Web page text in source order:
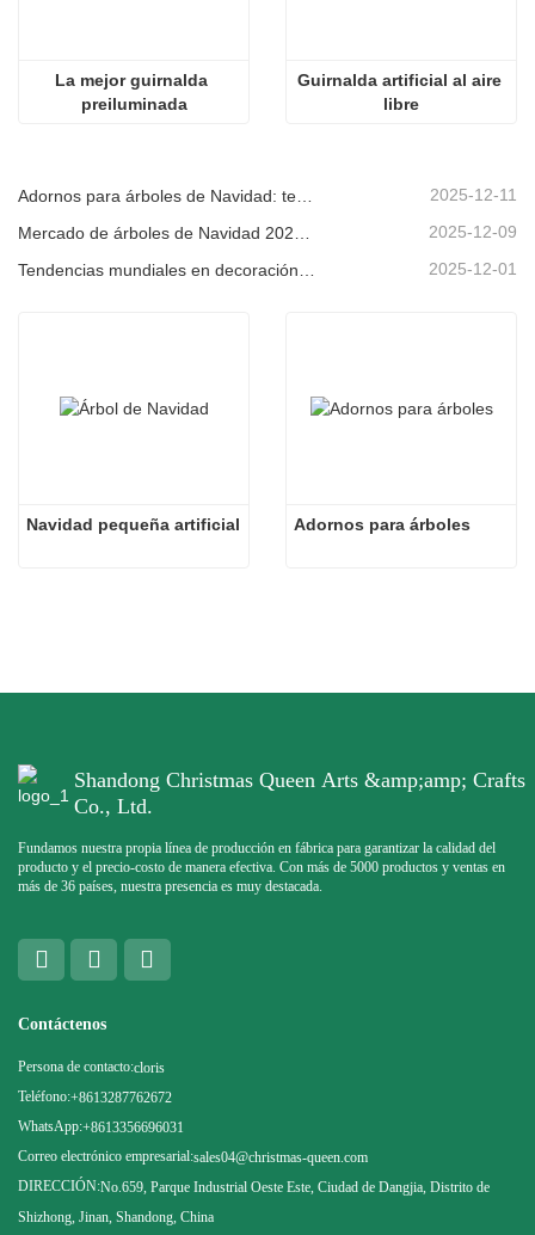
La mejor guirnalda
preiluminada
Guirnalda artificial al aire
libre
2025-12-11
2025-12-09
Tendencias mundiales en decoración navideña y por qué Christmas Queen sigue liderando el mercado 2025-12-01
Navidad pequeña artificial Adornos para árboles
Shandong Christmas Queen Arts &amp;amp; Crafts
Co., Ltd.
Fundamos nuestra propia línea de producción en fábrica para garantizar la calidad del
producto y el precio-costo de manera efectiva. Con más de 5000 productos y ventas en
más de 36 países, nuestra presencia es muy destacada.
Contáctenos
Persona de contacto:cloris
Teléfono:+8613287762672
WhatsApp:+8613356696031
Correo electrónico empresarial:sales04@christmas-queen.com
DIRECCIÓN:No.659, Parque Industrial Oeste Este, Ciudad de Dangjia, Distrito de
Shizhong, Jinan, Shandong, China